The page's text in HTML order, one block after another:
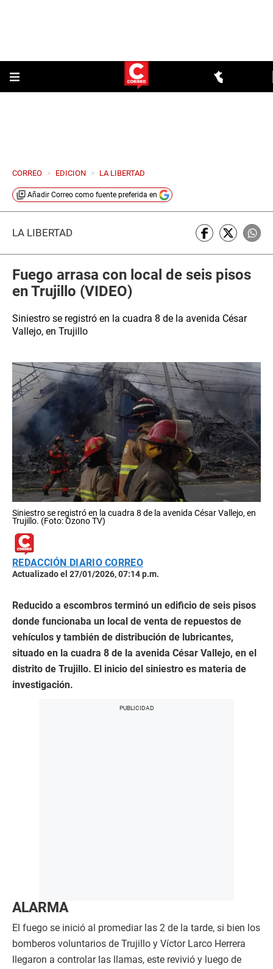
CORREO > EDICION > LA LIBERTAD
Añadir Correo como fuente preferida en
LA LIBERTAD
Fuego arrasa con local de seis pisos
en Trujillo (VIDEO)
Siniestro se registró en la cuadra 8 de la avenida César
Vallejo, en Trujillo
Siniestro se registró en la cuadra 8 de la avenida César Vallejo, en
Trujillo. (Foto: Ozono TV)
REDACCIÓN DIARIO CORREO
Actualizado el 27/01/2026, 07:14 p.m.
Reducido a escombros terminó un edificio de seis pisos
donde funcionaba un local de venta de repuestos de
vehículos y también de distribución de lubricantes,
situado en la cuadra 8 de la avenida César Vallejo, en el
distrito de Trujillo. El inicio del siniestro es materia de
investigación.
ALARMA
El fuego se inició al promediar las 2 de la tarde, si bien los
bomberos voluntarios de Trujillo y Víctor Larco Herrera
llegaron a controlar las llamas, este revivió y luego de